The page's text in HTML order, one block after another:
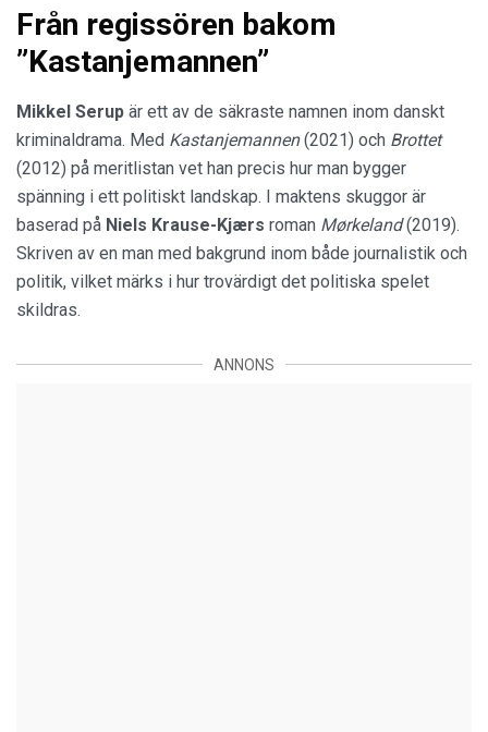
Från regissören bakom
”Kastanjemannen”
Mikkel Serup är ett av de säkraste namnen inom danskt
kriminaldrama. Med Kastanjemannen(2021) och Brottet
(2012) på meritlistan vet han precis hur man bygger
spänning i ett politiskt landskap. I maktens skuggor är
baserad på Niels Krause-Kjærs roman Mørkeland(2019).
Skriven av en man med bakgrund inom både journalistik och
politik, vilket märks i hur trovärdigt det politiska spelet
skildras.
ANNONS